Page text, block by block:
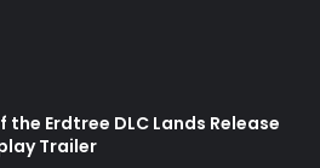
the Erdtree DLC Lands Release
Trailer